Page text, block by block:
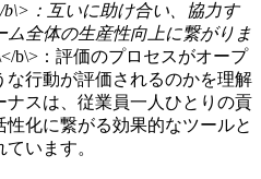
：互いに助け合い、協力す
全体の生産性向上に繋がりま
b\>：評価のプロセスがオープ
な行動が評価されるのかを理解
ナスは、従業員一人ひとりの貢
化に繋がる効果的なツールと
います。